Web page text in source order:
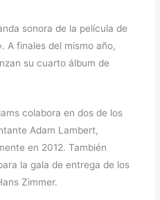
sonora de la película de
A finales del mismo año,
su cuarto álbum de
colabora en dos de los
Adam Lambert,
en 2012. También
la gala de entrega de los
Zimmer.